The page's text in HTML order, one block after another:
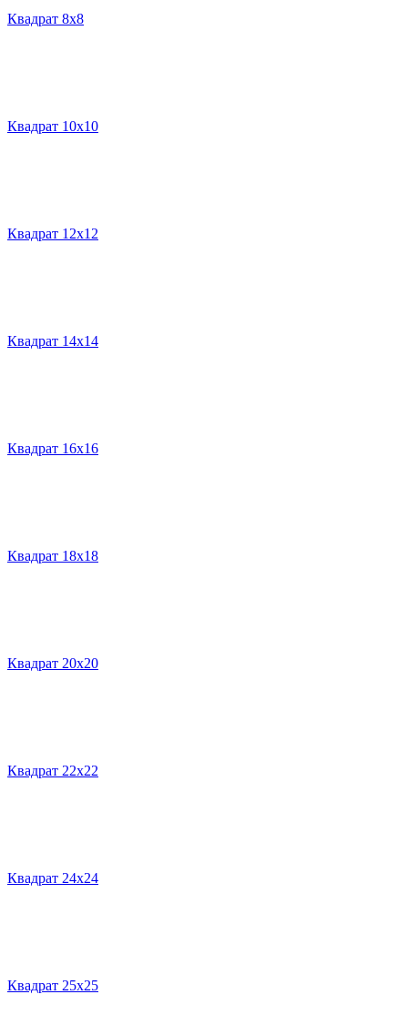
Квадрат 8х8
Квадрат 10х10
Квадрат 12х12
Квадрат 14х14
Квадрат 16х16
Квадрат 18х18
Квадрат 20х20
Квадрат 22х22
Квадрат 24х24
Квадрат 25х25